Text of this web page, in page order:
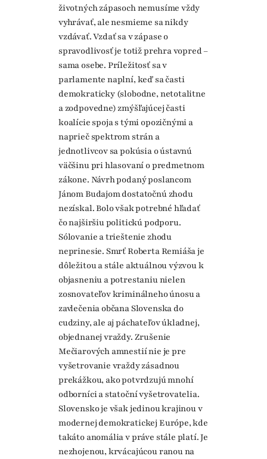
životných zápasoch nemusíme vždy
vyhrávať, ale nesmieme sa nikdy
vzdávať. Vzdať sa v zápase o
spravodlivosť je totiž prehra vopred –
sama osebe. Príležitosť sa v
parlamente naplní, keď sa časti
demokraticky (slobodne, netotalitne
a zodpovedne) zmýšľajúcej časti
koalície spoja s tými opozičnými a
naprieč spektrom strán a
jednotlivcov sa pokúsia o ústavnú
väčšinu pri hlasovaní o predmetnom
zákone. Návrh podaný poslancom
Jánom Budajom dostatočnú zhodu
nezískal. Bolo však potrebné hľadať
čo najširšiu politickú podporu.
Sólovanie a trieštenie zhodu
neprinesie. Smrť Roberta Remiáša je
dôležitou a stále aktuálnou výzvou k
objasneniu a potrestaniu nielen
zosnovateľov kriminálneho únosu a
zavlečenia občana Slovenska do
cudziny, ale aj páchateľov úkladnej,
objednanej vraždy. Zrušenie
Mečiarových amnestií nie je pre
vyšetrovanie vraždy zásadnou
prekážkou, ako potvrdzujú mnohí
odborníci a statoční vyšetrovatelia.
Slovensko je však jedinou krajinou v
modernej demokratickej Európe, kde
takáto anomália v práve stále platí. Je
nezhojenou, krvácajúcou ranou na